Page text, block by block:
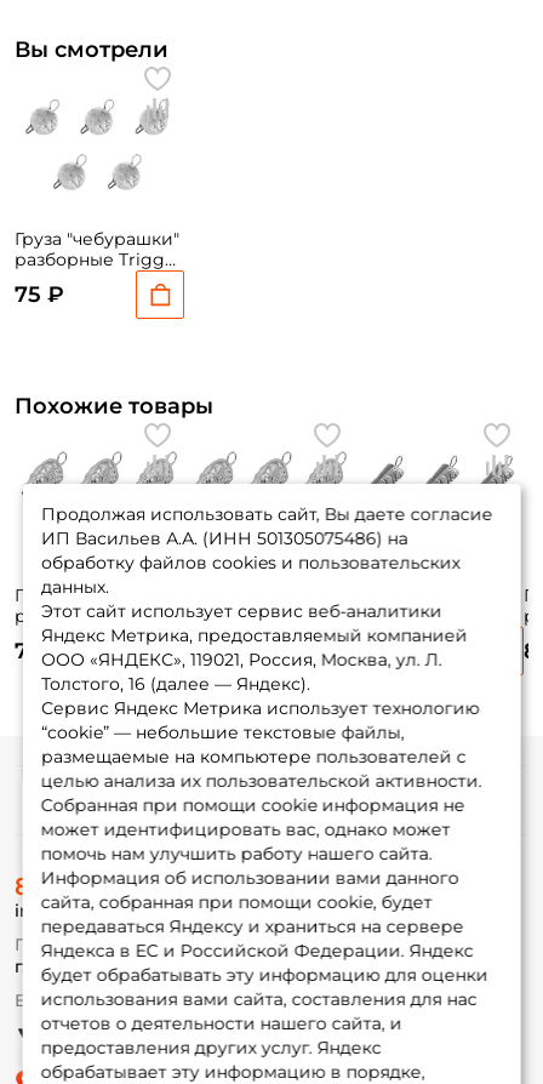
Вы смотрели
Груза "чебурашки"
разборные Trigger
Baits "Шар" 8 гр. 5
шт.
75 ₽
Похожие товары
Груза "чебурашки"
разборные Trigger
Baits Pro 8гр. 5шт.
70 ₽
разборные Trigger
Baits Pro 10гр. 5шт.
80 ₽
разборные Trigger
Baits
"Проходимец"
80 ₽
Продолжая использовать сайт, Вы даете согласие
ИП Васильев А.А. (ИНН 501305075486) на
обработку файлов cookies и пользовательских
данных.
Этот сайт использует сервис веб-аналитики
Яндекс Метрика, предоставляемый компанией
ООО «ЯНДЕКС», 119021, Россия, Москва, ул. Л.
Толстого, 16 (далее — Яндекс).
Сервис Яндекс Метрика использует технологию
“cookie” — небольшие текстовые файлы,
размещаемые на компьютере пользователей с
целью анализа их пользовательской активности.
Собранная при помощи cookie информация не
может идентифицировать вас, однако может
помочь нам улучшить работу нашего сайта.
Информация об использовании вами данного
сайта, собранная при помощи cookie, будет
передаваться Яндексу и храниться на сервере
Яндекса в ЕС и Российской Федерации. Яндекс
будет обрабатывать эту информацию для оценки
использования вами сайта, составления для нас
отчетов о деятельности нашего сайта, и
предоставления других услуг. Яндекс
обрабатывает эту информацию в порядке,
Информация
О магазине
Доставка
Оплата
Fox-bonus
Гуру
Партнерская программа
8 (495) 532-77-88
info@foxfishing.ru
По вопросам с заказом
г. Москва, ул. Плеханова д.7
Ежедневно 10:00 до 20:00